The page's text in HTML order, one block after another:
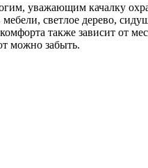
уважающим качалку
светлое дерево,
также зависит от
можно забыть.